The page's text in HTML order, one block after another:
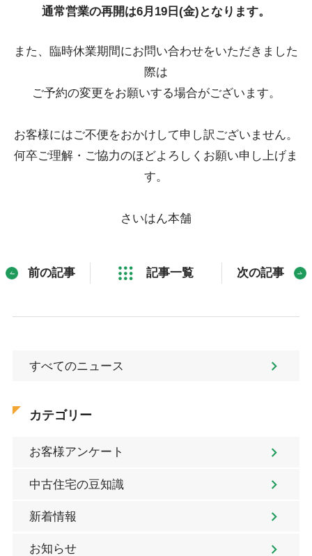
通常営業の再開は6月19日(金)となります。
また、臨時休業期間にお問い合わせをいただきました
際は
ご予約の変更をお願いする場合がございます。
お客様にはご不便をおかけして申し訳ございません。
何卒ご理解・ご協力のほどよろしくお願い申し上げま
す。
さいはん本舗
前の記事 記事一覧 次の記事
すべてのニュース
カテゴリー
お客様アンケート
中古住宅の豆知識
新着情報
お知らせ